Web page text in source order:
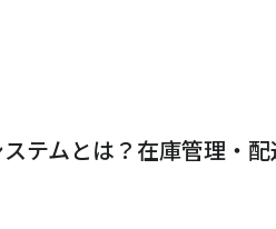
テムとは？在庫管理・配